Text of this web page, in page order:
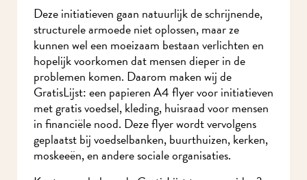
Deze initiatieven gaan natuurlijk de schrijnende,
structurele armoede niet oplossen, maar ze
kunnen wel een moeizaam bestaan verlichten en
hopelijk voorkomen dat mensen dieper in de
problemen komen. Daarom maken wij de
GratisLijst: een papieren A4 flyer voor
initiatieven met gratis voedsel, kleding, huisraad
voor mensen in financiële nood. Deze flyer wordt
vervolgens geplaatst bij voedselbanken,
buurthuizen, kerken, moskeeën, en andere
sociale organisaties.